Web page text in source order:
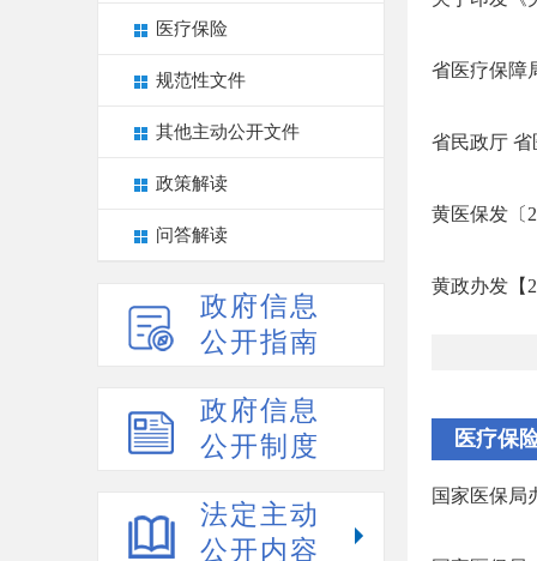
医疗保险
规范性文件
其他主动公开文件
政策解读
问答解读
政府信息
公开指南
政府信息
公开制度
法定主动
公开内容
省医疗保障
省民政厅
黄医保发〔
黄政办发【
医疗保
国家医保局